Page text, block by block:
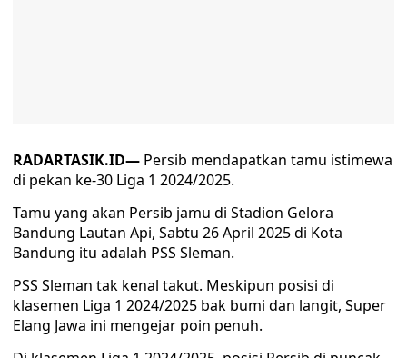
RADARTASIK.ID— Persib mendapatkan tamu istimewa
di pekan ke-30 Liga 1 2024/2025.
Tamu yang akan Persib jamu di Stadion Gelora
Bandung Lautan Api, Sabtu 26 April 2025 di Kota
Bandung itu adalah PSS Sleman.
PSS Sleman tak kenal takut. Meskipun posisi di
klasemen Liga 1 2024/2025 bak bumi dan langit, Super
Elang Jawa ini mengejar poin penuh.